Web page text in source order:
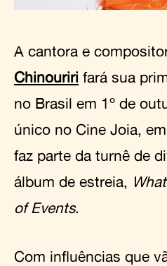
A cantora e
Chinouriri fará sua
no Brasil em 1º de
único no Cine Joia,
faz parte da turnê de
álbum de estreia,
of Events.
Com influências que